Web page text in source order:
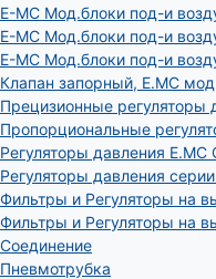
E-MC Мод.блоки под-и
E-MC Мод.блоки под-и
E-MC Мод.блоки под-и
Клапан запорный, E.MC
Прецизионные регуляторы
Пропорциональные
Регуляторы давления E.MC
Регуляторы давления
Фильтры и Регуляторы на
Фильтры и Регуляторы на
Соединение
Пневмотрубка